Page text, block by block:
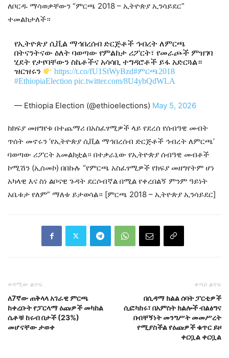
ለቦርዱ ማሳወቃቸውን “ምርጫ 2018 – ኢትዮጵያ ኢንሳይደር”
ተመልክታለች።
የኢትዮጵያ ሲቪል ማኅበረሰብ ድርጅቶች ኅብረት ለምርጫ
በትናንትናው ዕለት ባወጣው የምልከታ ሪፖርት፣ የመራጮች ምዝገባ
ሂደት የታየባቸውን ስኬቶችና አሳሳቢ ተግዳሮቶች ይፋ አድርጓል።
ዝርዝሩን
https://t.co/fU1StWyBzd#ምርጫ2018
#EthiopiaElection pic.twitter.com/8U4ybQdWLA
— Ethiopia Election (@ethioelections) May 5, 2026
ከክፍያ መዘግየቱ በተጨማሪ በአስፈፃሚዎች ላይ የደረሰ የሰብዓዊ መብት
ጥሰት መኖሩን ‘የኢትዮጵያ ሲቪል ማኅበረሰብ ድርጅቶች ኅብረት ለምርጫ’
ባወጣው ሪፖርት አመልክቷል። በተቃራኒው የኢትዮጵያ ሰብዓዊ መብቶች
ኮሚሽን (ኢሰመኮ) በበኩሉ “የምርጫ አስፈፃሚዎች የክፍያ መዘግየትም ሆነ
አካላዊ እና ስነ ልቦናዊ ጉዳት ደርሶብኛል በሚል የቀረበልኝ ምንም ዓይነት
አቤቱታ የለም” ማለቱ ይታወሳል። [ምርጫ 2018 – ኢትዮጵያ ኢንሳይደር]
ቀዳሚው ልጥፍ
ለ7ኛው ጠቅላላ አገራዊ ምርጫ
ከቀረቡት የፓርላማ ዕጩዎች መካከል
ሴቶቹ ከሩብ በታች (23%)
መሆናቸው ታወቀ
ቀጣይ ልጥፍ
በሲዳማ ክልል ሰባት ፓርቲዎች
ሲፎካከሩ፣ በአምስት ክልሎች ብልፅግና
በብቸኝነት መንግሥት መመሥረት
የሚያስችል የዕጩዎች ቁጥር ይዞ
ቀርቧል ቀርቧል